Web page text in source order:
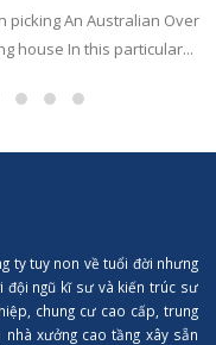
picking An Australian Over
house In this particular...
ty tuy non về tuổi đời nhưng
đội ngũ kĩ sư và kiến trúc sư
chung cư cao cấp, trung
xưởng cao tầng xây sẵn